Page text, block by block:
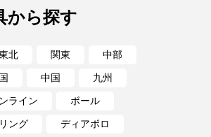
から探す
北 関東 中部
中国 九州
ライン ボール
リング ディアボロ